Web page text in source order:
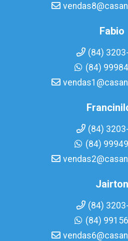
Fabio
(84)
(84)
(84)
(84)
Jairton
(84)
(84)